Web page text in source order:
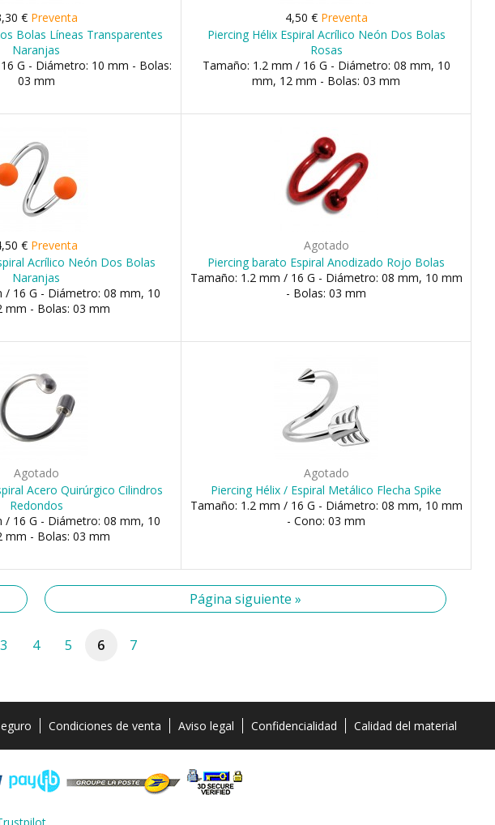
€ Preventa
Bolas Líneas Transparentes
Naranjas
G - Diámetro: 10 mm - Bolas:
03 mm
4,50 € Preventa
Piercing Hélix Espiral Acrílico Neón Dos Bolas
Rosas
Tamaño: 1.2 mm / 16 G - Diámetro: 08 mm, 10
mm, 12 mm - Bolas: 03 mm
€ Preventa
Acrílico Neón Dos Bolas
Naranjas
/ 16 G - Diámetro: 08 mm, 10
mm - Bolas: 03 mm
Agotado
Piercing barato Espiral Anodizado Rojo Bolas
Tamaño: 1.2 mm / 16 G - Diámetro: 08 mm, 10 mm
- Bolas: 03 mm
Agotado
Acero Quirúrgico Cilindros
Redondos
/ 16 G - Diámetro: 08 mm, 10
mm - Bolas: 03 mm
Agotado
Piercing Hélix / Espiral Metálico Flecha Spike
Tamaño: 1.2 mm / 16 G - Diámetro: 08 mm, 10 mm
- Cono: 03 mm
Página siguiente »
3 4 5 6 7
Condiciones de venta Aviso legal Confidencialidad Calidad del material